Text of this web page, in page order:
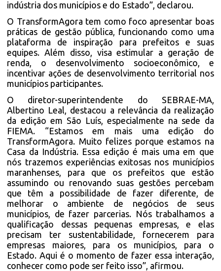
indústria dos municípios e do Estado”, declarou.
O TransformAgora tem como foco apresentar boas
práticas de gestão pública, funcionando como uma
plataforma de inspiração para prefeitos e suas
equipes. Além disso, visa estimular a geração de
renda, o desenvolvimento socioeconômico, e
incentivar ações de desenvolvimento territorial nos
municípios participantes.
O diretor-superintendente do SEBRAE-MA,
Albertino Leal, destacou a relevância da realização
da edição em São Luís, especialmente na sede da
FIEMA. “Estamos em mais uma edição do
TransformAgora. Muito felizes porque estamos na
Casa da Indústria. Essa edição é mais uma em que
nós trazemos experiências exitosas nos municípios
maranhenses, para que os prefeitos que estão
assumindo ou renovando suas gestões percebam
que têm a possibilidade de fazer diferente, de
melhorar o ambiente de negócios de seus
municípios, de fazer parcerias. Nós trabalhamos a
qualificação dessas pequenas empresas, e elas
precisam ter sustentabilidade, fornecerem para
empresas maiores, para os municípios, para o
Estado. Aqui é o momento de fazer essa interação,
conhecer como pode ser feito isso”, afirmou.